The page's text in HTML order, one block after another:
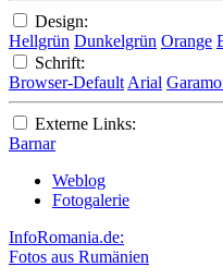
Design:
Hellgrün Dunkelgrün Orange
Schrift:
Browser-Default Arial
Externe Links:
Barnar
Weblog
Fotogalerie
InfoRomania.de:
Fotos aus Rumänien